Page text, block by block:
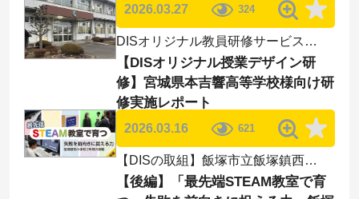
2026.03.27 324
DISオリジナル教員研修サービス
レポート
【DISオリジナル授業デザイン研
修】宮城県本吉響高等学校様向け研
修実施レポート
2026.03.16 621
【DISの取組】飯塚市立飯塚鎮西小
学校「ii-Lab」
【後編】「最先端STEAM教室で育